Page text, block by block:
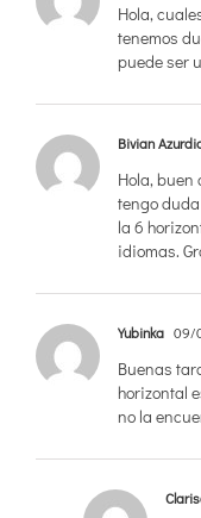
Hola,
tenemos
puede ser
Bivian
Hola,
tengo
la 6
idiomas.
Yubinka 09/
Buenas
horizontal
no la